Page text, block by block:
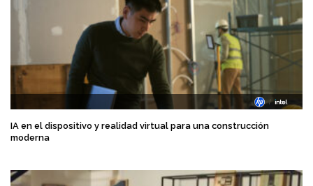
IA en el dispositivo y realidad virtual para una construcción
moderna